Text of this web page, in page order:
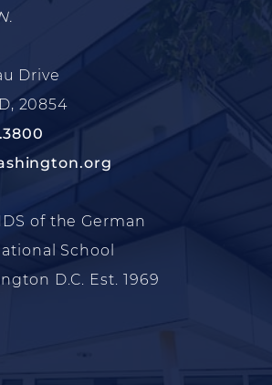
Drive
20854
of the German
School
D.C. Est. 1969